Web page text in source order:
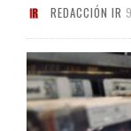
REDACCIÓN IR